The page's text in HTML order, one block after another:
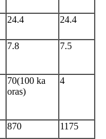
24.4 24.4
7.8 7.5
70(100 ka
oras)
4
870
1175